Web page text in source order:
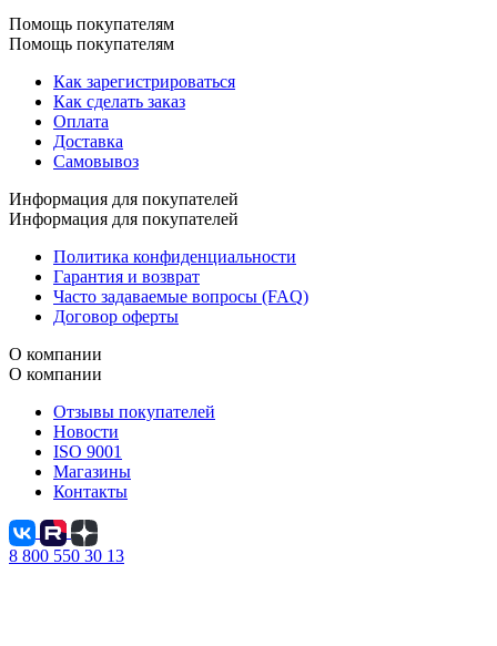
Помощь покупателям
Помощь покупателям
Как зарегистрироваться
Как сделать заказ
Оплата
Доставка
Самовывоз
Информация для покупателей
Информация для покупателей
Политика конфиденциальности
Гарантия и возврат
Часто задаваемые вопросы (FAQ)
Договор оферты
О компании
О компании
Отзывы покупателей
Новости
ISO 9001
Магазины
Контакты
8 800 550 30 13